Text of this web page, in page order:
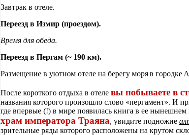
Завтрак в отеле.
Переезд в Измир (проездом).
Время для обеда.
Переезд в Пергам (~ 190 км).
Размещение в уютном отеле на берегу моряв городке
После короткого отдыха в отеле вы побываете в
названия которого произошло слово «пергамент». И
где впервые (!) в мире появилась книга в ее
храм императора Траяна, увидите подножие
зрительные ряды которого расположены на крутом